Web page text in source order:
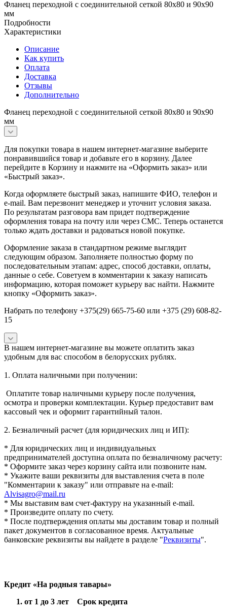
Фланец переходной с соединительной сеткой 80х80 и 90х90
мм
Подробности
Характеристики
Описание
Как купить
Оплата
Доставка
Отзывы
Дополнительно
Фланец переходной с соединительной сеткой 80х80 и 90х90
мм
Для покупки товара в нашем интернет-магазине выберите
понравившийся товар и добавьте его в корзину. Далее
перейдите в Корзину и нажмите на «Оформить заказ» или
«Быстрый заказ».
Когда оформляете быстрый заказ, напишите ФИО, телефон и
e-mail. Вам перезвонит менеджер и уточнит условия заказа.
По результатам разговора вам придет подтверждение
оформления товара на почту или через СМС. Теперь останется
только ждать доставки и радоваться новой покупке.
Оформление заказа в стандартном режиме выглядит
следующим образом. Заполняете полностью форму по
последовательным этапам: адрес, способ доставки, оплаты,
данные о себе. Советуем в комментарии к заказу написать
информацию, которая поможет курьеру вас найти. Нажмите
кнопку «Оформить заказ».
Набрать по телефону +375(29) 665-75-60 или +375 (29) 608-82-
15
В нашем интернет-магазине вы можете оплатить заказ
удобным для вас способом в белорусских рублях.
1. Оплата наличными при получении:
Оплатите товар наличными курьеру после получения,
осмотра и проверки комплектации. Курьер предоставит вам
кассовый чек и оформит гарантийный талон.
2. Безналичный расчет (для юридических лиц и ИП):
* Для юридических лиц и индивидуальных
предпринимателей доступна оплата по безналичному расчету:
* Оформите заказ через корзину сайта или позвоните нам.
* Укажите ваши реквизиты для выставления счета в поле
"Комментарии к заказу" или отправьте на e-mail:
Alvisagro@mail.ru
* Мы выставим вам счет-фактуру на указанный e-mail.
* Произведите оплату по счету.
* После подтверждения оплаты мы доставим товар и полный
пакет документов в согласованное время. Актуальные
банковские реквизиты вы найдете в разделе "Реквизиты".
Кредит «На родныя тавары»
от 1 до 3 лет Срок кредита